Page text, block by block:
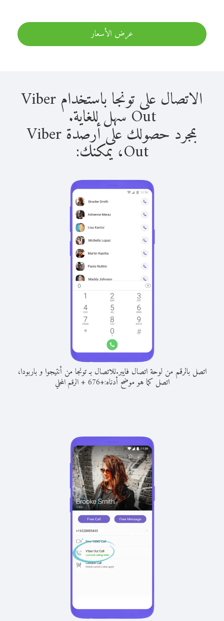
عرض الأسعار
الاتصال على تونجا باستخدام Viber
Out سهل للغاية.
بمجرد حصولك على أرصدة Viber
Out، يمكنك:
اتصل بالرقم من لوحة اتصال فايبر.للاتصال بـ تونجا من أنتيجوا و باربودا،
اتصل كما هو موضح أدناه:+
676
+الرقم المحلي